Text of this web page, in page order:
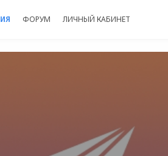
ФОРУМ ЛИЧНЫЙ КАБИНЕТ